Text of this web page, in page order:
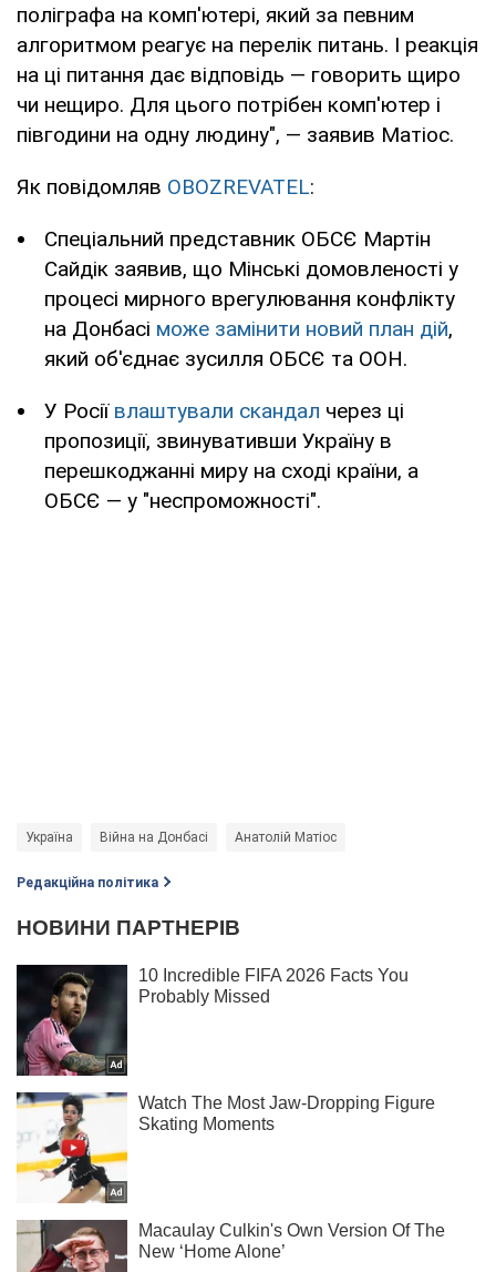
поліграфа на комп'ютері, який за певним
алгоритмом реагує на перелік питань. І реакція
на ці питання дає відповідь — говорить щиро
чи нещиро. Для цього потрібен комп'ютер і
півгодини на одну людину", — заявив Матіос.
Як повідомляв OBOZREVATEL:
Спеціальний представник ОБСЄ Мартін
Сайдік заявив, що Мінські домовленості у
процесі мирного врегулювання конфлікту
на Донбасі може замінити новий план дій,
який об'єднає зусилля ОБСЄ та ООН.
У Росії влаштували скандал через ці
пропозиції, звинувативши Україну в
перешкоджанні миру на сході країни, а
ОБСЄ — у "неспроможності".
Україна Війна на Донбасі Анатолій Матіос
Редакційна політика